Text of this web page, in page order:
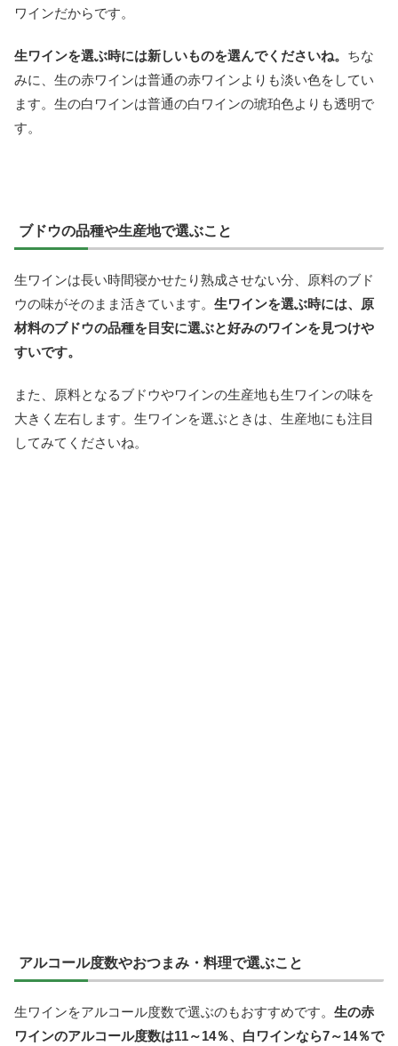
ワインだからです。
生ワインを選ぶ時には新しいものを選んでくださいね。 ちな
みに、生の赤ワインは普通の赤ワインよりも淡い色をしてい
ます。生の白ワインは普通の白ワインの琥珀色よりも透明で
す。
ブドウの品種や生産地で選ぶこと
生ワインは長い時間寝かせたり熟成させない分、原料のブド
ウの味がそのまま活きています。 生ワインを選ぶ時には、原
材料のブドウの品種を目安に選ぶと好みのワインを見つけや
すいです。
また、原料となるブドウやワインの生産地も生ワインの味を
大きく左右します。生ワインを選ぶときは、生産地にも注目
してみてくださいね。
アルコール度数やおつまみ・料理で選ぶこと
生ワインをアルコール度数で選ぶのもおすすめです。 生の赤
ワインのアルコール度数は11～14％、白ワインなら7～14％で